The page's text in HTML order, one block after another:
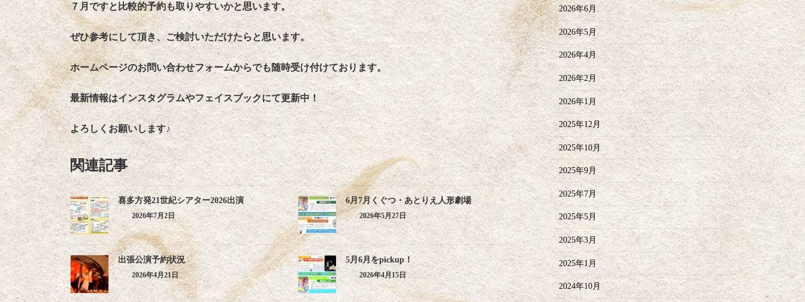
７月ですと比較的予約も取りやすいかと思います。
ぜひ参考にして頂き、ご検討いただけたらと思います。
ホームページのお問い合わせフォームからでも随時受け付けております。
最新情報はインスタグラムやフェイスブックにて更新中！
よろしくお願いします♪
関連記事
喜多方発21世紀シアター2026出演
2026年7月2日
6月7月くぐつ・あとりえ人形劇場
2026年5月27日
出張公演予約状況
2026年4月21日
5月6月をpickup！
2026年4月15日
2026年6月
2026年5月
2026年4月
2026年2月
2026年1月
2025年12月
2025年10月
2025年9月
2025年7月
2025年5月
2025年3月
2025年1月
2024年10月